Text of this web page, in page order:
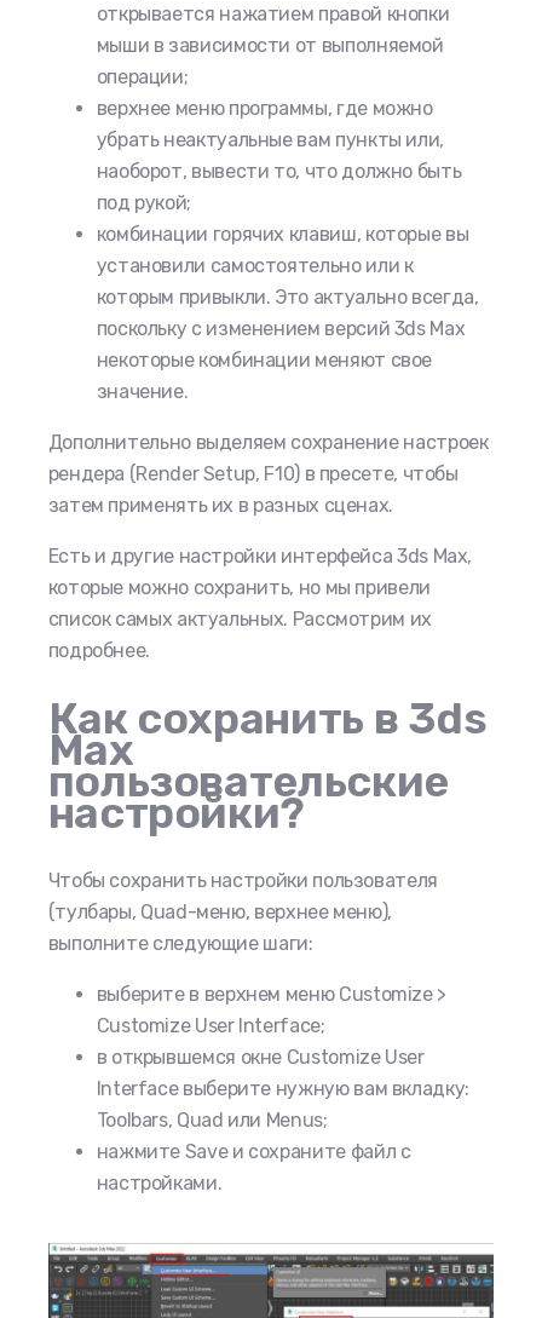
открывается нажатием правой кнопки
мыши в зависимости от выполняемой
операции;
верхнее меню программы, где можно
убрать неактуальные вам пункты или,
наоборот, вывести то, что должно быть
под рукой;
комбинации горячих клавиш, которые вы
установили самостоятельно или к
которым привыкли. Это актуально всегда,
поскольку с изменением версий 3ds Max
некоторые комбинации меняют свое
значение.
Дополнительно выделяем сохранение настроек
рендера (Render Setup, F10) в пресете, чтобы
затем применять их в разных сценах.
Есть и другие настройки интерфейса 3ds Max,
которые можно сохранить, но мы привели
список самых актуальных. Рассмотрим их
подробнее.
Как сохранить в 3ds
Max
пользовательские
настройки?
Чтобы сохранить настройки пользователя
(тулбары, Quad-меню, верхнее меню),
выполните следующие шаги:
выберите в верхнем меню Customize >
Customize User Interface;
в открывшемся окне Customize User
Interface выберите нужную вам вкладку:
Toolbars, Quad или Menus;
нажмите Save и сохраните файл с
настройками.